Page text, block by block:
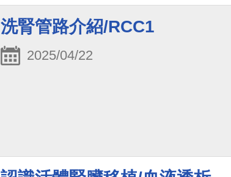
洗腎管路介紹/RCC1
2025/04/22